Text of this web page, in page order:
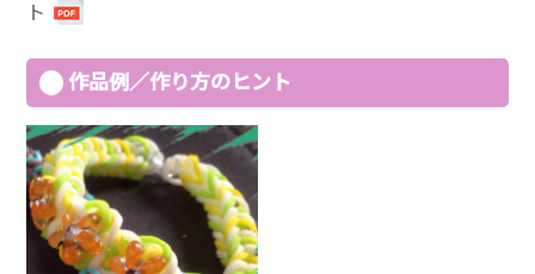
ト
作品例／作り方のヒント